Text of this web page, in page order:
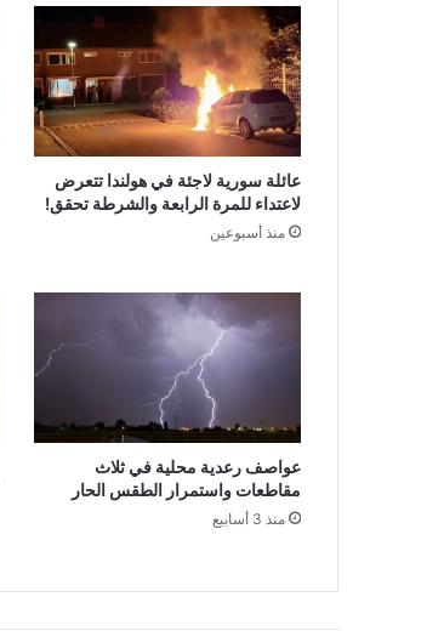
عائلة سورية لاجئة في هولندا تتعرض
لاعتداء للمرة الرابعة والشرطة تحقق!
منذ أسبوعين
عواصف رعدية محلية في ثلاث
مقاطعات واستمرار الطقس الحار
منذ 3 أسابيع